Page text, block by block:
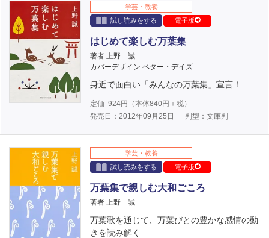
学芸・教養
試し読みをする
電子版
はじめて楽しむ万葉集
著者 上野 誠
カバーデザイン ベター・デイズ
身近で面白い「みんなの万葉集」宣言！
定価 924円（本体840円＋税）
発売日：2012年09月25日
判型：文庫判
学芸・教養
試し読みをする
電子版
万葉集で親しむ大和ごころ
著者 上野 誠
万葉歌を通じて、万葉びとの豊かな感情の動
きを読み解く